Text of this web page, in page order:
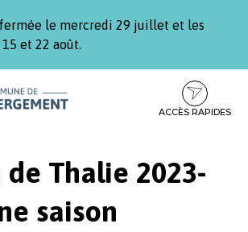
le mercredi 29 juillet et les
et 22 août.
ACCÈS RAPIDES
Thalie 2023-
saison